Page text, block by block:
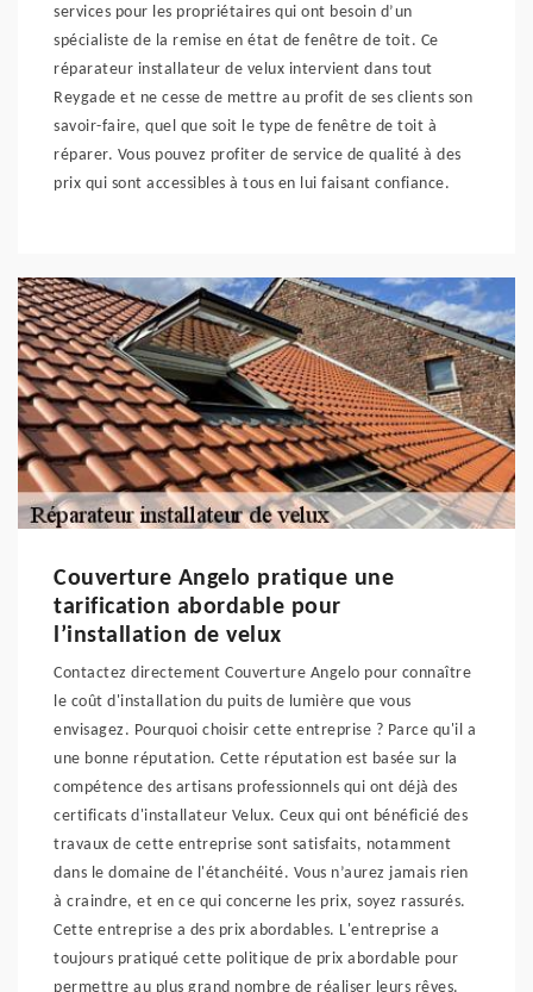
services pour les propriétaires qui ont besoin d’un
spécialiste de la remise en état de fenêtre de toit. Ce
réparateur installateur de velux intervient dans tout
Reygade et ne cesse de mettre au profit de ses clients son
savoir-faire, quel que soit le type de fenêtre de toit à
réparer. Vous pouvez profiter de service de qualité à des
prix qui sont accessibles à tous en lui faisant confiance.
Couverture Angelo pratique une
tarification abordable pour
l’installation de velux
Contactez directement Couverture Angelo pour connaître
le coût d'installation du puits de lumière que vous
envisagez. Pourquoi choisir cette entreprise ? Parce qu'il a
une bonne réputation. Cette réputation est basée sur la
compétence des artisans professionnels qui ont déjà des
certificats d'installateur Velux. Ceux qui ont bénéficié des
travaux de cette entreprise sont satisfaits, notamment
dans le domaine de l'étanchéité. Vous n’aurez jamais rien
à craindre, et en ce qui concerne les prix, soyez rassurés.
Cette entreprise a des prix abordables. L'entreprise a
toujours pratiqué cette politique de prix abordable pour
permettre au plus grand nombre de réaliser leurs rêves.